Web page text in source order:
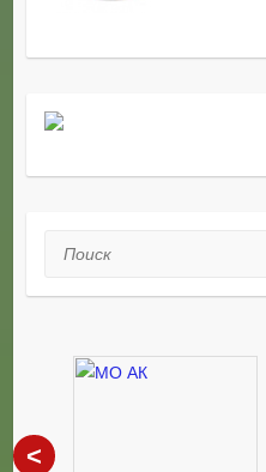
Поиск
<